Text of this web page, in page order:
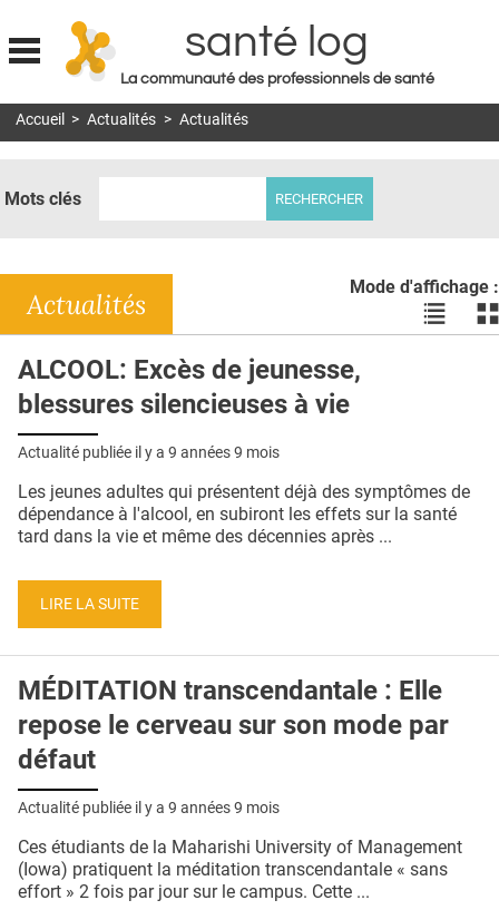
Jump to navigation
santé log
La communauté des professionnels de santé
MON COMPTE
DOSSIERS
RÉSEAUX
E-REVUE SAD
QUI SOMMES-NOUS ?
CONDITIONS GÉNÉRALES
CRÉDITS
Accueil > Actualités > Actualités
Mots clés
Mode d'affichage :
Voir
les
les
Actualités
ALCOOL: Excès de jeunesse,
blessures silencieuses à vie
Actualité publiée il y a 9 années 9 mois
Les jeunes adultes qui présentent déjà des symptômes de
dépendance à l'alcool, en subiront les effets sur la santé
tard dans la vie et même des décennies après ...
LIRE LA SUITE
MÉDITATION transcendantale : Elle
repose le cerveau sur son mode par
défaut
Actualité publiée il y a 9 années 9 mois
Ces étudiants de la Maharishi University of Management
(Iowa) pratiquent la méditation transcendantale « sans
effort » 2 fois par jour sur le campus. Cette ...